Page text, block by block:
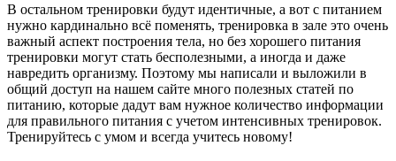
В остальном тренировки будут идентичные, а вот с питанием
нужно кардинально всё поменять, тренировка в зале это очень
важный аспект построения тела, но без хорошего питания
тренировки могут стать бесполезными, а иногда и даже
навредить организму. Поэтому мы написали и выложили в
общий доступ на нашем сайте много полезных статей по
питанию, которые дадут вам нужное количество информации
для правильного питания с учетом интенсивных тренировок.
Тренируйтесь с умом и всегда учитесь новому!